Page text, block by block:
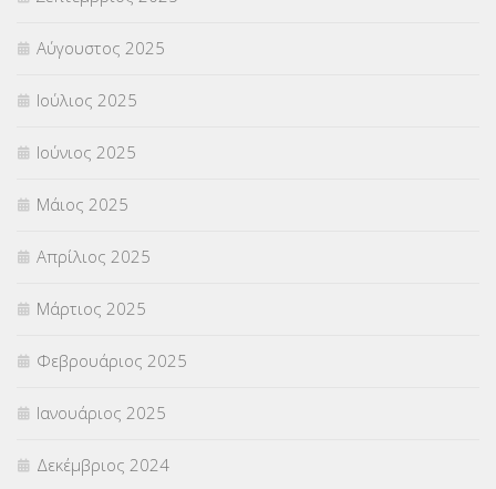
Χωρίς κατηγορία
Αύγουστος 2025
Ιούλιος 2025
Ιούνιος 2025
Μάιος 2025
Απρίλιος 2025
Μάρτιος 2025
Φεβρουάριος 2025
Ιανουάριος 2025
Δεκέμβριος 2024